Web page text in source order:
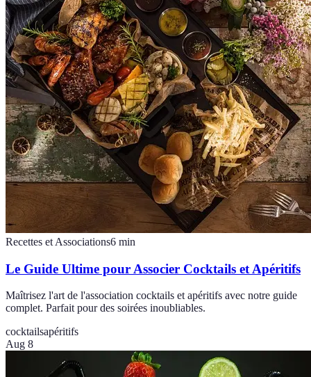
Recettes et Associations6 min
Le Guide Ultime pour Associer Cocktails et Apéritifs
Maîtrisez l'art de l'association cocktails et apéritifs avec notre guide
complet. Parfait pour des soirées inoubliables.
cocktailsapéritifs
Aug 8